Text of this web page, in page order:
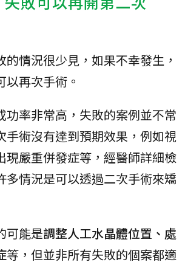
的情況很少見，如果不幸發生，
再次手術。
功率非常高，失敗的案例並不常
手術沒有達到預期效果，例如視
現嚴重併發症等，經醫師詳細檢
多情況是可以透過二次手術來矯
可能是調整人工水晶體位置、處
等，但並非所有失敗的個案都適